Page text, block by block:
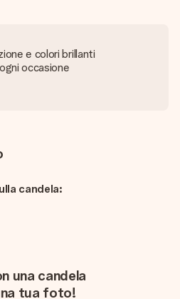
e colori brillanti
occasione
candela:
una candela
tua foto!